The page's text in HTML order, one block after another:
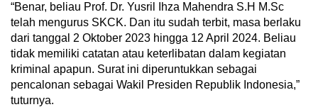
“Benar, beliau Prof. Dr. Yusril Ihza Mahendra S.H M.Sc
telah mengurus SKCK. Dan itu sudah terbit, masa berlaku
dari tanggal 2 Oktober 2023 hingga 12 April 2024. Beliau
tidak memiliki catatan atau keterlibatan dalam kegiatan
kriminal apapun. Surat ini diperuntukkan sebagai
pencalonan sebagai Wakil Presiden Republik Indonesia,”
tuturnya.